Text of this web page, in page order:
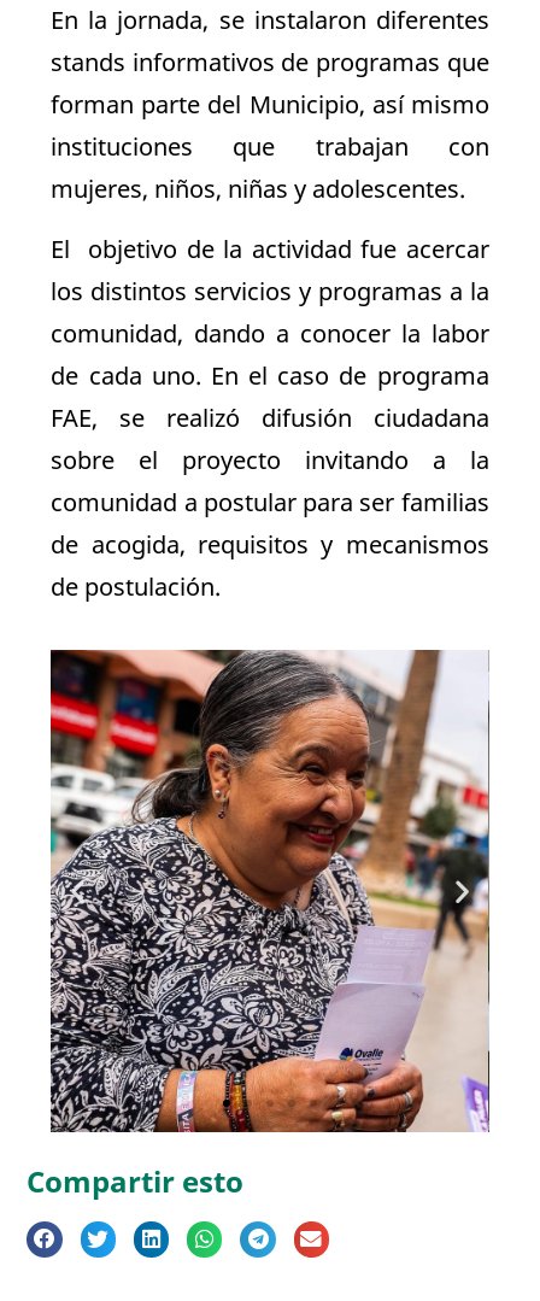
En la jornada, se instalaron diferentes
stands informativos de programas que
forman parte del Municipio, así mismo
instituciones que trabajan con
mujeres, niños, niñas y adolescentes.
El objetivo de la actividad fue acercar
los distintos servicios y programas a la
comunidad, dando a conocer la labor
de cada uno. En el caso de programa
FAE, se realizó difusión ciudadana
sobre el proyecto invitando a la
comunidad a postular para ser familias
de acogida, requisitos y mecanismos
de postulación.
Compartir esto